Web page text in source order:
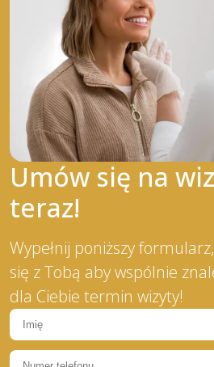
Umów się na
teraz!
Wypełnij poniższy
się z Tobą aby wspólnie
dla Ciebie termin wizyty!